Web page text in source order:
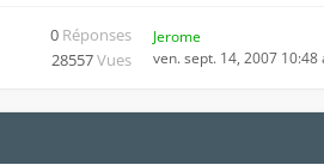
0 Réponses
28557Vues
Jerome
ven. sept. 14, 2007 10:48